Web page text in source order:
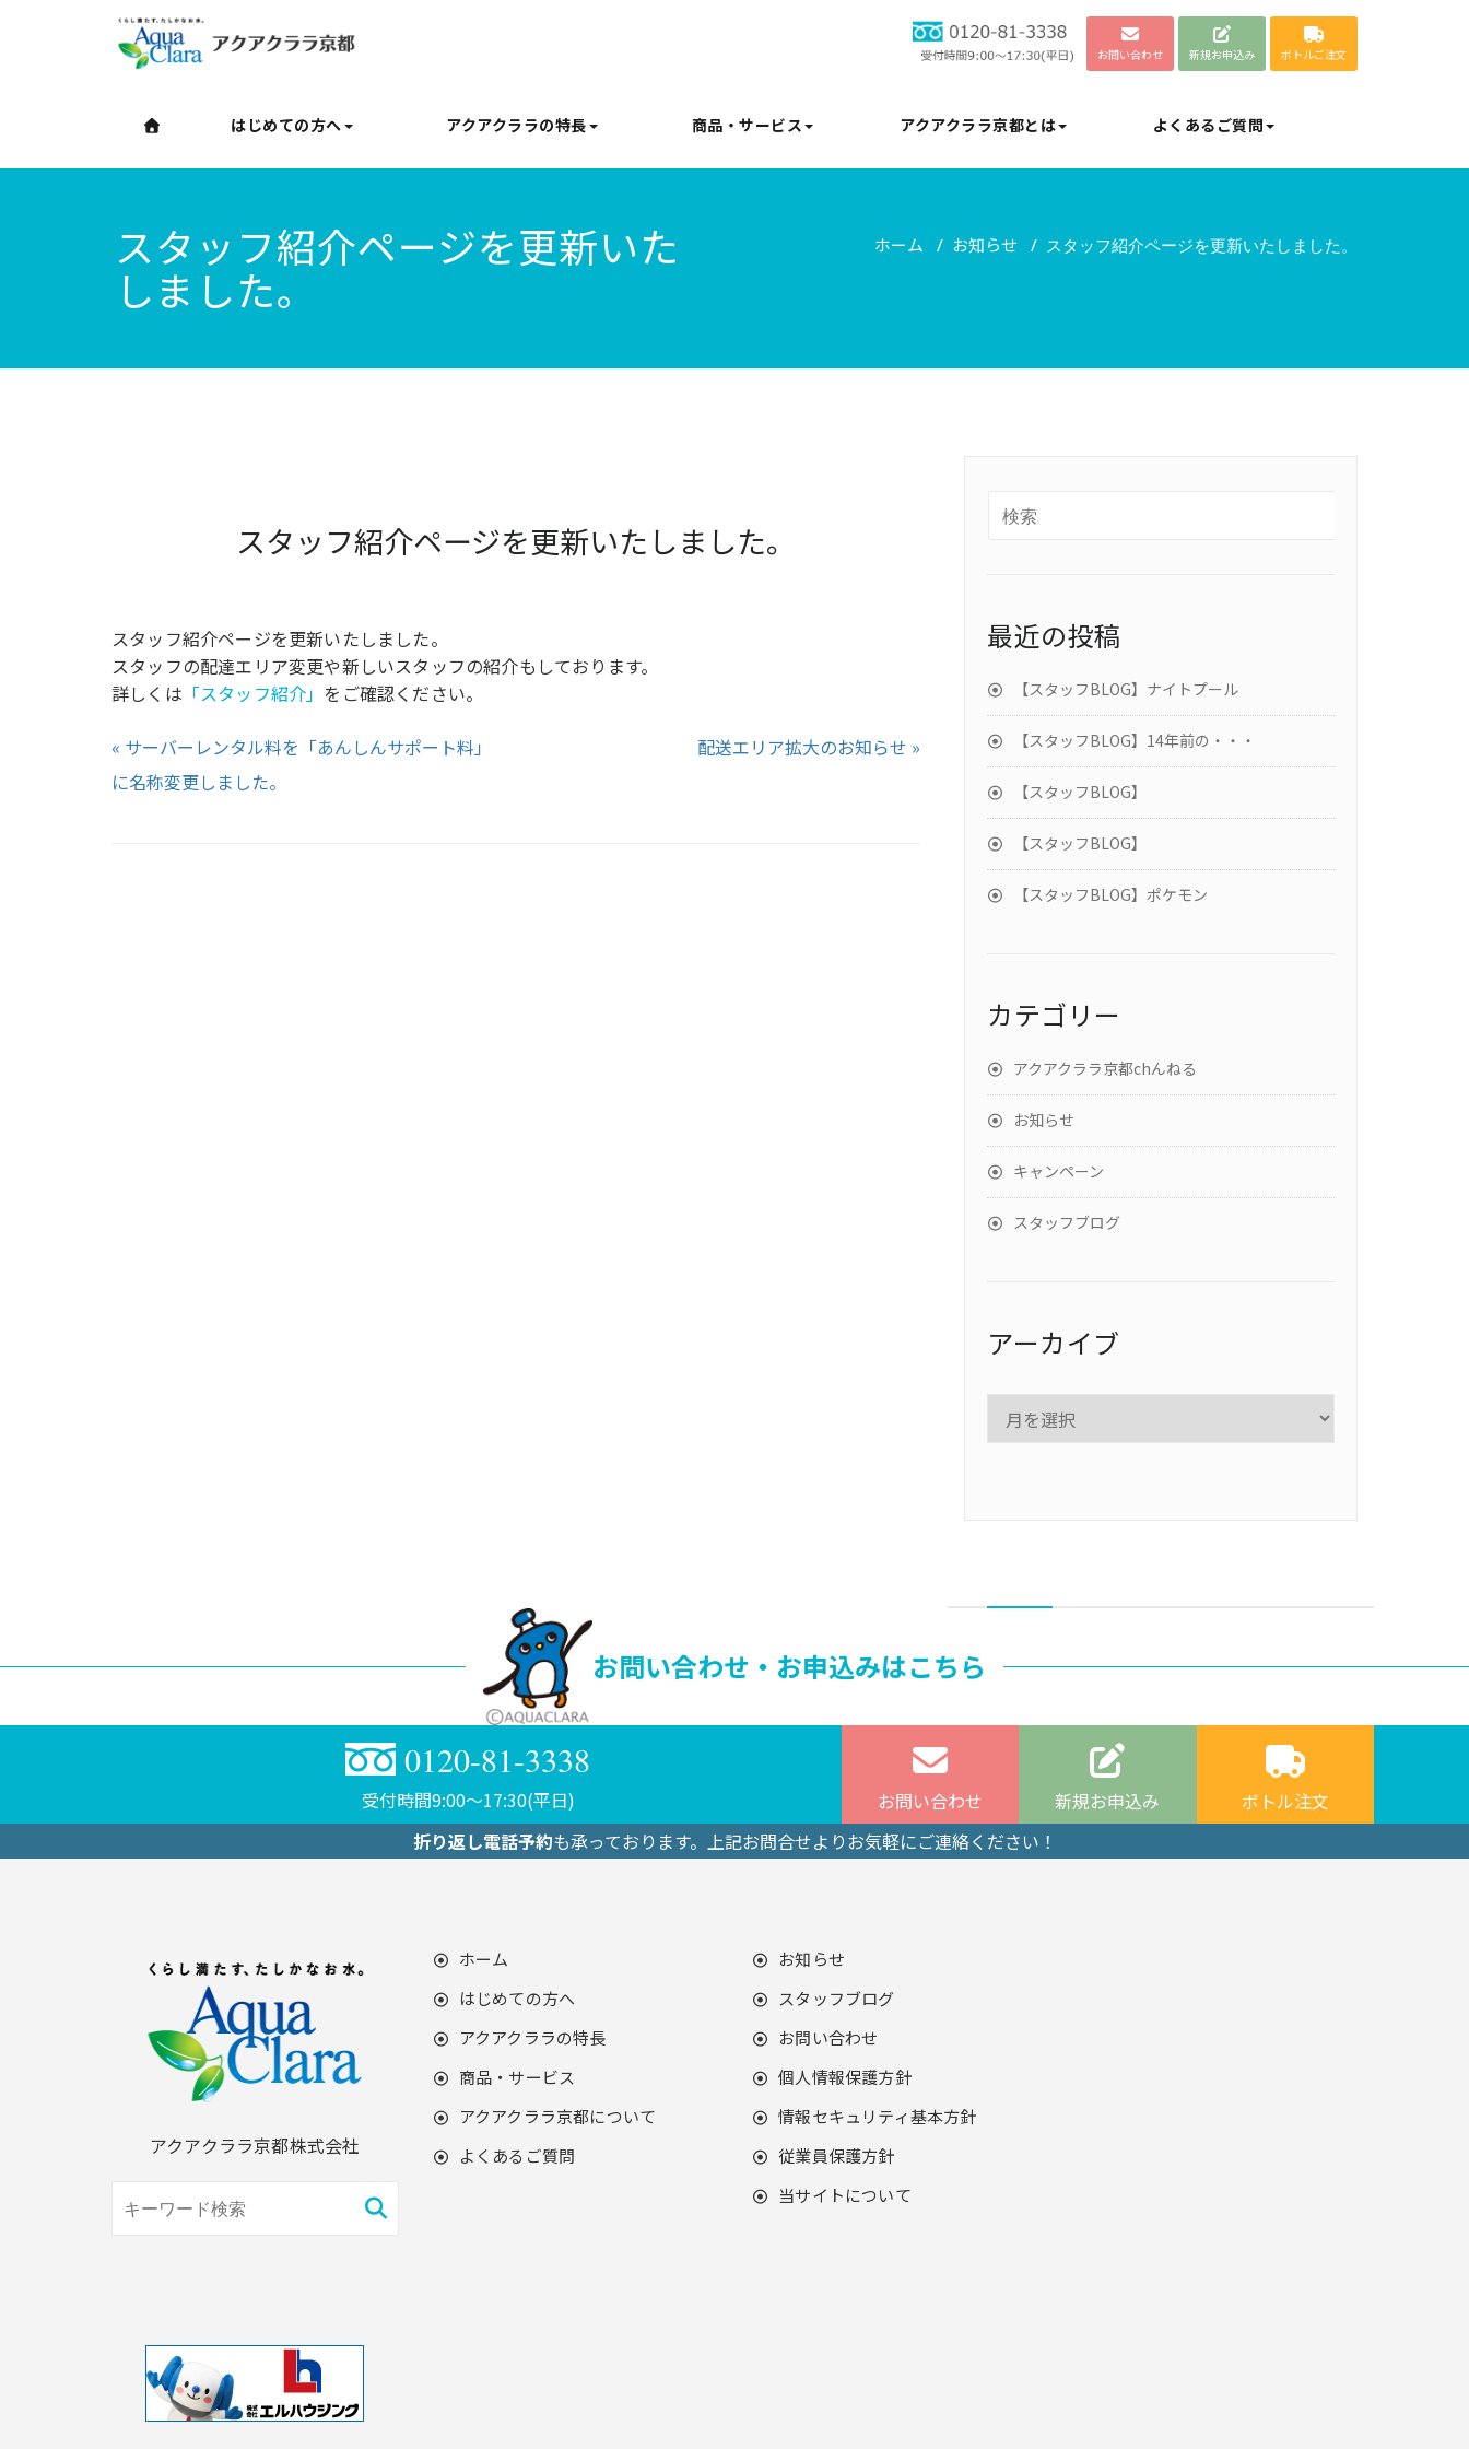
お問い合わせ 新規お申込み ボトルご注文
はじめての方へ アクアクララの特長 商品・サービス アクアクララ京都とは よくあるご質問
スタッフ紹介ページを更新いた
しました。
ホーム / お知らせ / スタッフ紹介ページを更新いたしました。
スタッフ紹介ページを更新いたしました。
スタッフ紹介ページを更新いたしました。
スタッフの配達エリア変更や新しいスタッフの紹介もしております。
詳しくは 「スタッフ紹介」 をご確認ください。
« サーバーレンタル料を「あんしんサポート料」
に名称変更しました。
配送エリア拡大のお知らせ »
最近の投稿
【スタッフBLOG】ナイトプール
【スタッフBLOG】14年前の・・・
【スタッフBLOG】
【スタッフBLOG】
【スタッフBLOG】ポケモン
カテゴリー
アクアクララ京都chんねる
お知らせ
キャンペーン
スタッフブログ
アーカイブ
お問い合わせ・お申込みはこちら
0120-81-3338
受付時間9:00〜17:30(平日) お問い合わせ 新規お申込み
ボトル注文
折り返し電話予約も承っております。上記お問合せよりお気軽にご連絡ください！
アクアクララ京都株式会社
ホーム
はじめての方へ
アクアクララの特長
商品・サービス
アクアクララ京都について
よくあるご質問
お知らせ
スタッフブログ
お問い合わせ
個人情報保護方針
情報セキュリティ基本方針
従業員保護方針
当サイトについて